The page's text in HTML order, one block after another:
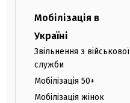
Мобілізація в
Україні
Звільнення з військової
служби
Мобілізація 50+
Мобілізація жінок